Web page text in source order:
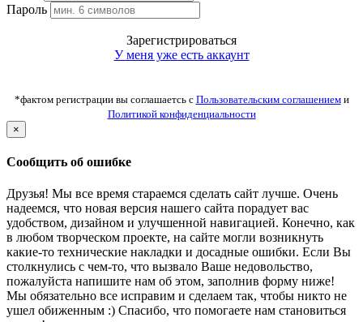
Пароль
Зарегистрироваться
У меня уже есть аккаунт
*фактом регистрации вы соглашаетсь с Пользовательским соглашениеми
Политикой конфиденциальности
×
Сообщить об ошибке
Друзья! Мы все время стараемся сделать сайт лучше. Очень
надеемся, что новая версия нашего сайта порадует вас
удобством, дизайном и улучшенной навигацией. Конечно, как
в любом творческом проекте, на сайте могли возникнуть
какие-то технические накладки и досадные ошибки. Если Вы
столкнулись с чем-то, что вызвало Ваше недовольство,
пожалуйста напишите нам об этом, заполнив форму ниже!
Мы обязательно все исправим и сделаем так, чтобы никто не
ушел обиженным :) Спасибо, что помогаете нам становиться